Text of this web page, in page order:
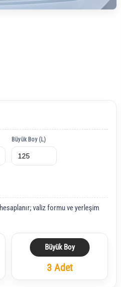
Büyük Boy (L)
hesaplanır; valiz formu ve yerleşim
Büyük Boy
3 Adet